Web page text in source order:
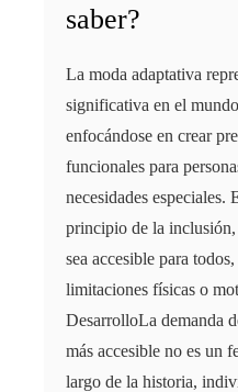
saber?
La moda adaptativa
significativa en el
enfocándose en crear
funcionales para
necesidades especiales.
principio de la
sea accesible para
limitaciones físicas o
DesarrolloLa demanda
más accesible no es un
largo de la historia,